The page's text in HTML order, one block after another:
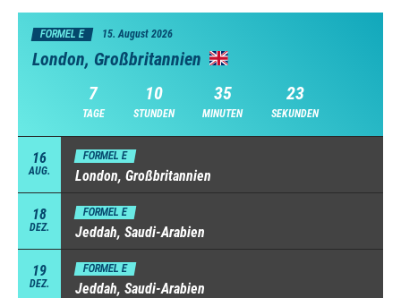
FORMEL E 15. August 2026
London, Großbritannien
7
TAGE
10
STUNDEN
35
MINUTEN
22
SEKUNDEN
16
AUG.
FORMEL E
London, Großbritannien
18
DEZ.
FORMEL E
Jeddah, Saudi-Arabien
19
DEZ.
FORMEL E
Jeddah, Saudi-Arabien